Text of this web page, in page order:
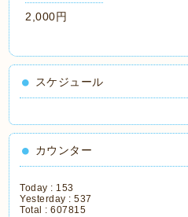
2,000円
スケジュール
カウンター
Today : 153
Yesterday :537
Total :607815